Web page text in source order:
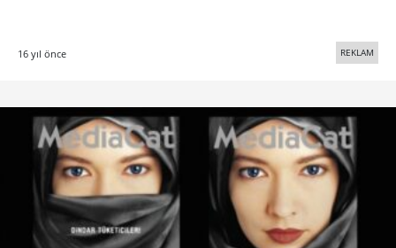
16 yıl önce REKLAM